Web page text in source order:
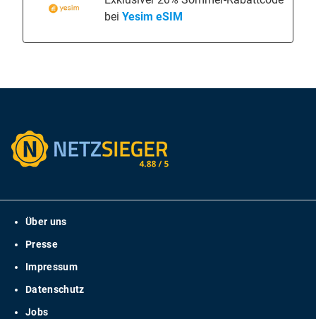
bei Yesim eSIM
Über uns
Presse
Impressum
Datenschutz
Jobs